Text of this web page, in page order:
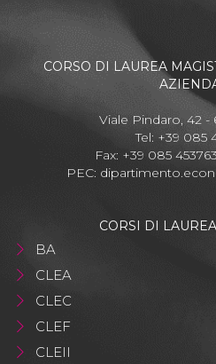
CORSO DI LAUREA
Viale Pindaro, 42 -
Tel: +39 085
Fax: +39 085
PEC:
CORSI DI
BA
CLEA
CLEC
CLEF
CLEII